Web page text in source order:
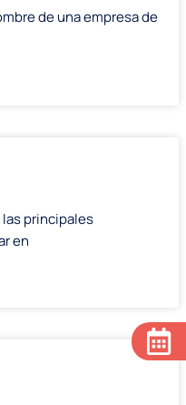
de una empresa de
las principales
en